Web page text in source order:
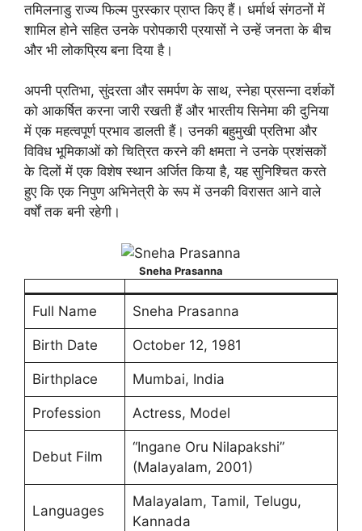
तमिलनाडु राज्य फिल्म पुरस्कार प्राप्त किए हैं। धर्मार्थ संगठनों में
शामिल होने सहित उनके परोपकारी प्रयासों ने उन्हें जनता के बीच
और भी लोकप्रिय बना दिया है।
अपनी प्रतिभा, सुंदरता और समर्पण के साथ, स्नेहा प्रसन्ना दर्शकों
को आकर्षित करना जारी रखती हैं और भारतीय सिनेमा की दुनिया
में एक महत्वपूर्ण प्रभाव डालती हैं। उनकी बहुमुखी प्रतिभा और
विविध भूमिकाओं को चित्रित करने की क्षमता ने उनके प्रशंसकों
के दिलों में एक विशेष स्थान अर्जित किया है, यह सुनिश्चित करते
हुए कि एक निपुण अभिनेत्री के रूप में उनकी विरासत आने वाले
वर्षों तक बनी रहेगी।
Sneha Prasanna
Full Name Sneha Prasanna
Birth Date October 12, 1981
Birthplace Mumbai, India
Profession Actress, Model
Debut Film
“Ingane Oru Nilapakshi”
(Malayalam, 2001)
Languages
Malayalam, Tamil, Telugu,
Kannada